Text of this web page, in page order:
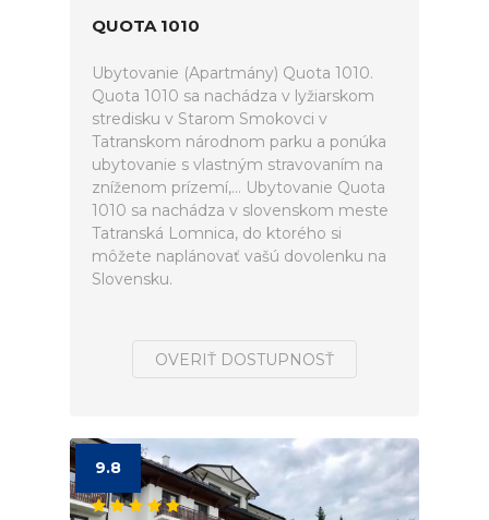
QUOTA 1010
Ubytovanie (Apartmány) Quota 1010.
Quota 1010 sa nachádza v lyžiarskom
stredisku v Starom Smokovci v
Tatranskom národnom parku a ponúka
ubytovanie s vlastným stravovaním na
zníženom prízemí,... Ubytovanie Quota
1010 sa nachádza v slovenskom meste
Tatranská Lomnica, do ktorého si
môžete naplánovať vašú dovolenku na
Slovensku.
OVERIŤ DOSTUPNOSŤ
9.8